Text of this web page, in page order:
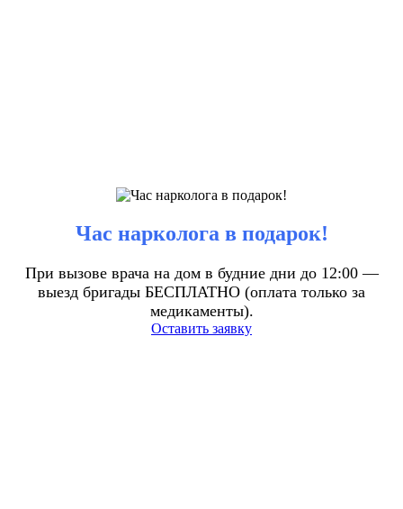
Час нарколога в подарок!
При вызове врача на дом в будние дни до 12:00 —
выезд бригады БЕСПЛАТНО (оплата только за
медикаменты).
Оставить заявку